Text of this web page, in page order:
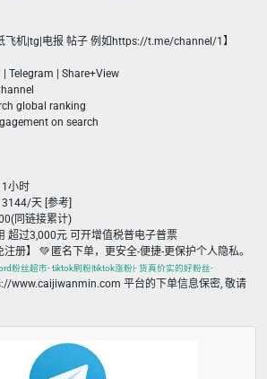
飞机|tg|电报 帖子 例如https://t.me/channel/1】
Telegram | Share+View
global ranking
on search
小时
天 [参考]
同链接累计)
超过3,000元 可开增值税普电子普票
册】 💚 匿名下单，更安全-便捷-更保护个人隐私。
粉丝超市- tiktok刷粉|tiktok涨粉|- 货真价实的好粉丝-
www.caijiwanmin.com 平台的下单信息保密, 敬请